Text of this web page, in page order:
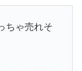
ちゃ売れそ